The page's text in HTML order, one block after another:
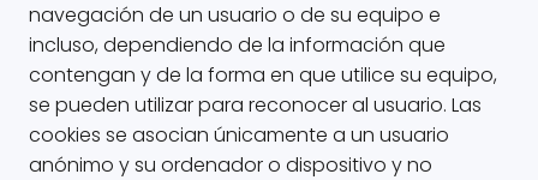
navegación de un usuario o de su equipo e
incluso, dependiendo de la información que
contengan y de la forma en que utilice su equipo,
se pueden utilizar para reconocer al usuario. Las
cookies se asocian únicamente a un usuario
anónimo y su ordenador o dispositivo y no